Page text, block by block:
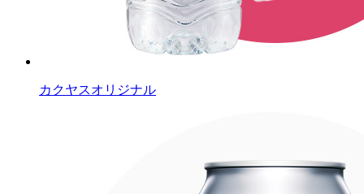
カクヤスオリジナル